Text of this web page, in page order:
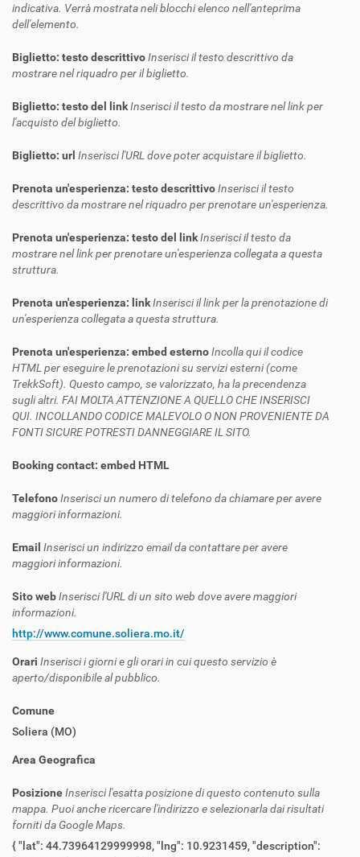
indicativa. Verrà mostrata neli blocchi elenco nell'anteprima
dell'elemento.
Biglietto: testo descrittivoInserisci il testo descrittivo da
mostrare nel riquadro per il biglietto.
Biglietto: testo del linkInserisci il testo da mostrare nel link per
l'acquisto del biglietto.
Biglietto: url Inserisci l'URL dove poter acquistare il biglietto.
Prenota un'esperienza: testo descrittivoInserisci il testo
descrittivo da mostrare nel riquadro per prenotare un'esperienza.
Prenota un'esperienza: testo del linkInserisci il testo da
mostrare nel link per prenotare un'esperienza collegata a questa
struttura.
Prenota un'esperienza: linkInserisci il link per la prenotazione di
un'esperienza collegata a questa struttura.
Prenota un'esperienza: embed esternoIncolla qui il codice
HTML per eseguire le prenotazioni su servizi esterni (come
TrekkSoft). Questo campo, se valorizzato, ha la precendenza
sugli altri. FAI MOLTA ATTENZIONE A QUELLO CHE INSERISCI
QUI. INCOLLANDO CODICE MALEVOLO O NON PROVENIENTE DA
FONTI SICURE POTRESTI DANNEGGIARE IL SITO.
Booking contact: embed HTML
TelefonoInserisci un numero di telefono da chiamare per avere
maggiori informazioni.
Email Inserisci un indirizzo email da contattare per avere
maggiori informazioni.
Sito webInserisci l'URL di un sito web dove avere maggiori
informazioni.
http://www.comune.soliera.mo.it/
Orari Inserisci i giorni e gli orari in cui questo servizio è
aperto/disponibile al pubblico.
Comune
Soliera (MO)
Area Geografica
PosizioneInserisci l'esatta posizione di questo contenuto sulla
mappa. Puoi anche ricercare l'indirizzo e selezionarla dai risultati
forniti da Google Maps.
{ "lat": 44.73964129999998, "lng": 10.9231459, "description":